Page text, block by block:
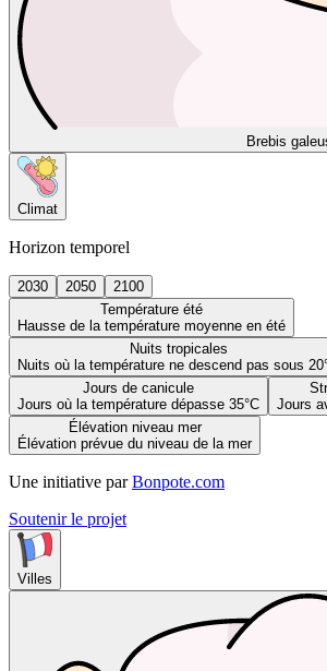
Brebis
Climat
Horizon temporel
2030 2050
2100
Température été
Hausse de la température moyenne en été
Nuits tropicales
Nuits où la température ne descend pas sous
Jours de canicule
Jours où la température dépasse 35°C
Jours
Élévation niveau mer
Élévation prévue du niveau de la mer
Une initiative par Bonpote.com
Soutenir le projet
Villes